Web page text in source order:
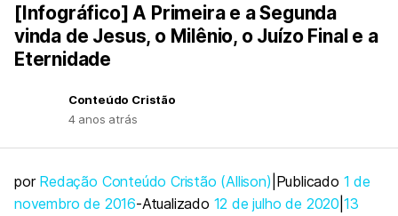
[Infográfico] A Primeira e a Segunda
vinda de Jesus, o Milênio, o Juízo Final e a
Eternidade
Conteúdo Cristão
4 anos atrás
por Redação Conteúdo Cristão (Allison) |Publicado 1 de
novembro de 2016-Atualizado 12 de julho de 2020 13